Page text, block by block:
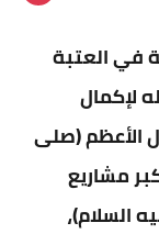
في العتبة
لإكمال
الأعظم (صلى
مشاريع
السلام)،